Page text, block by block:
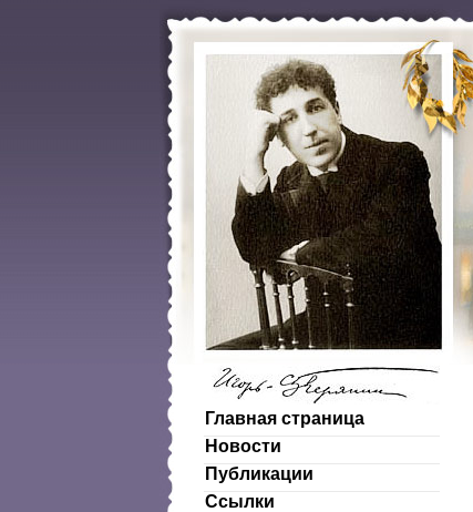
Главная страница
Новости
Публикации
Ссылки